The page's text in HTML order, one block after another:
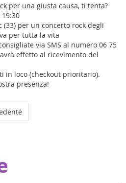
per una giusta causa, ti tenta?
per un concerto rock degli
per tutta la vita
via SMS al numero 06 75
effetto al ricevimento del
in loco (checkout prioritario).
presenza!
che consente a Pharmavie di
ai piccoli malati di cancro,